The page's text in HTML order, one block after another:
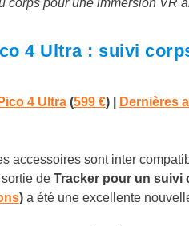
4 Ultra : suivi
Pico 4 Ultra(599 €)| Dernières
accessoires sont inter
de Tracker pour un suivi
)a été une excellente